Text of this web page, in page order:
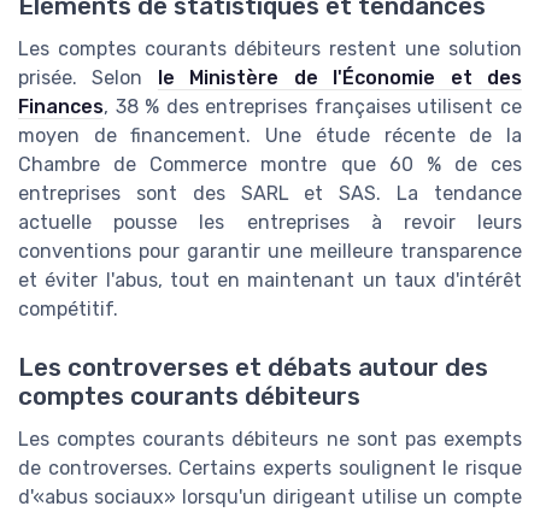
Les comptes courants débiteurs restent une solution
prisée. Selon le Ministère de l'Économie et des
Finances, 38 % des entreprises françaises utilisent ce
moyen de financement. Une étude récente de la
Chambre de Commerce montre que 60 % de ces
entreprises sont des SARL et SAS. La tendance
actuelle pousse les entreprises à revoir leurs
conventions pour garantir une meilleure transparence
et éviter l'abus, tout en maintenant un taux d'intérêt
compétitif.
Les controverses et débats autour des
comptes courants débiteurs
Les comptes courants débiteurs ne sont pas exempts
de controverses. Certains experts soulignent le risque
d'«abus sociaux» lorsqu'un dirigeant utilise un compte